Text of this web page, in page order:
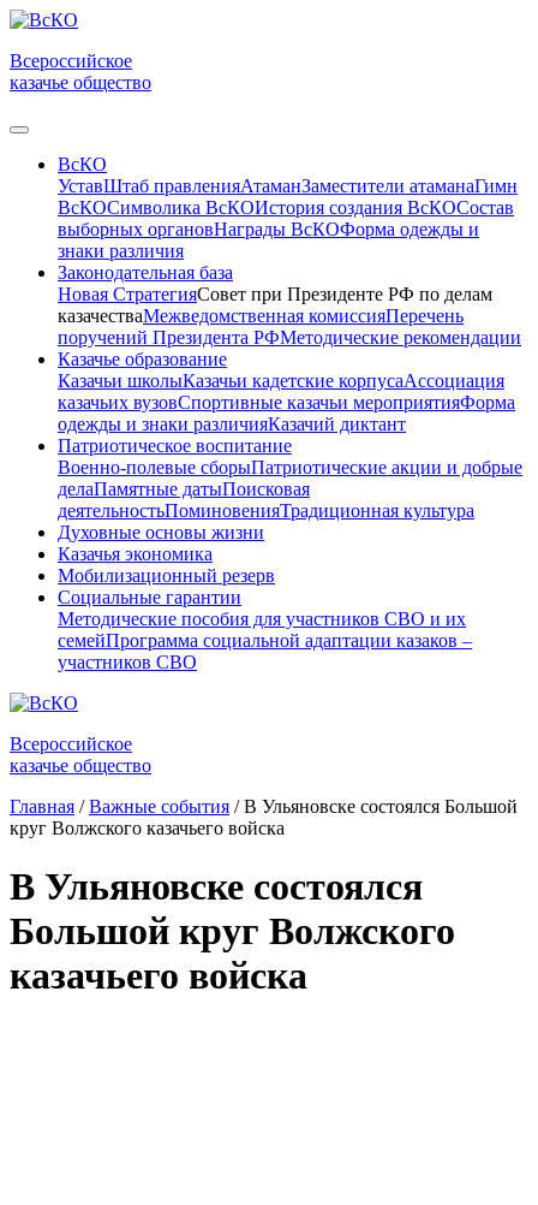
Всероссийское
казачье общество
ВсКО
УставШтаб правленияАтаманЗаместители атаманаГимн
ВсКОСимволика ВсКОИстория создания ВсКОСостав
выборных органовНаграды ВсКОФорма одежды и
знаки различия
Законодательная база
Новая СтратегияСовет при Президенте РФ по делам
казачестваМежведомственная комиссияПеречень
поручений Президента РФМетодические рекомендации
Казачье образование
Казачьи школыКазачьи кадетские корпусаАссоциация
казачьих вузовСпортивные казачьи мероприятияФорма
одежды и знаки различияКазачий диктант
Патриотическое воспитание
Военно-полевые сборыПатриотические акции и добрые
делаПамятные датыПоисковая
деятельностьПоминовенияТрадиционная культура
Духовные основы жизни
Казачья экономика
Мобилизационный резерв
Социальные гарантии
Методические пособия для участников СВО и их
семейПрограмма социальной адаптации казаков –
участников СВО
Всероссийское
казачье общество
Главная / Важные события / В Ульяновске состоялся Большой
круг Волжского казачьего войска
В Ульяновске состоялся
Большой круг Волжского
казачьего войска